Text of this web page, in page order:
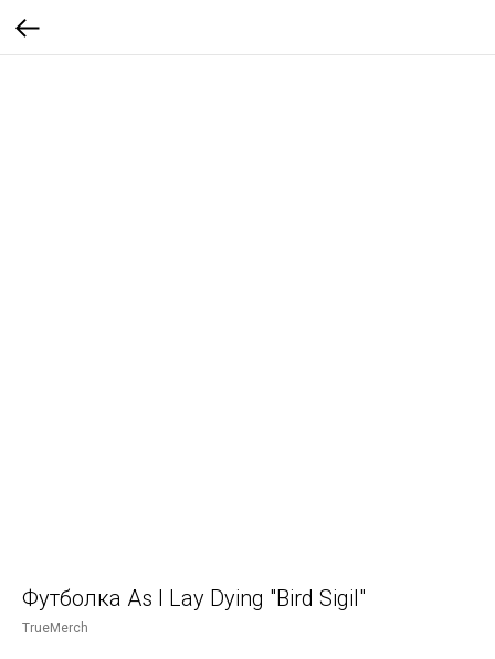
Футболка As I Lay Dying "Bird Sigil"
TrueMerch